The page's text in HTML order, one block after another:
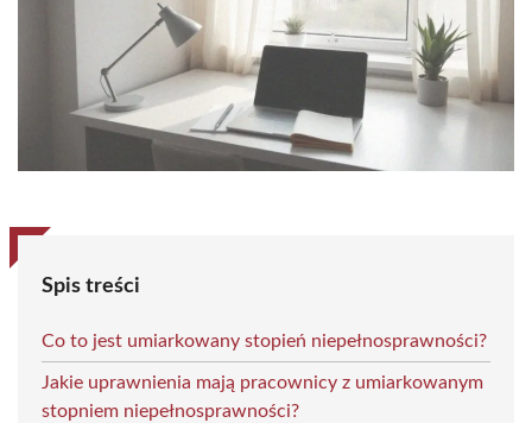
Spis treści
Co to jest umiarkowany stopień niepełnosprawności?
Jakie uprawnienia mają pracownicy z umiarkowanym
stopniem niepełnosprawności?